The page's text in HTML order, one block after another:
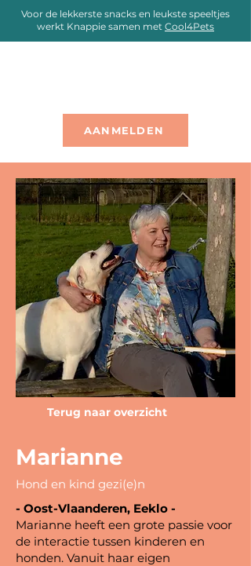
Voor de lekkerste snacks en leukste speeltjes
werkt Knappie samen met Cool4Pets
AANMELDEN
Terug naar overzicht
Marianne
Hond en kind gezi(e)n
- Oost-Vlaanderen, Eeklo -
Marianne heeft een grote passie voor
de interactie tussen kinderen en
honden. Vanuit haar eigen